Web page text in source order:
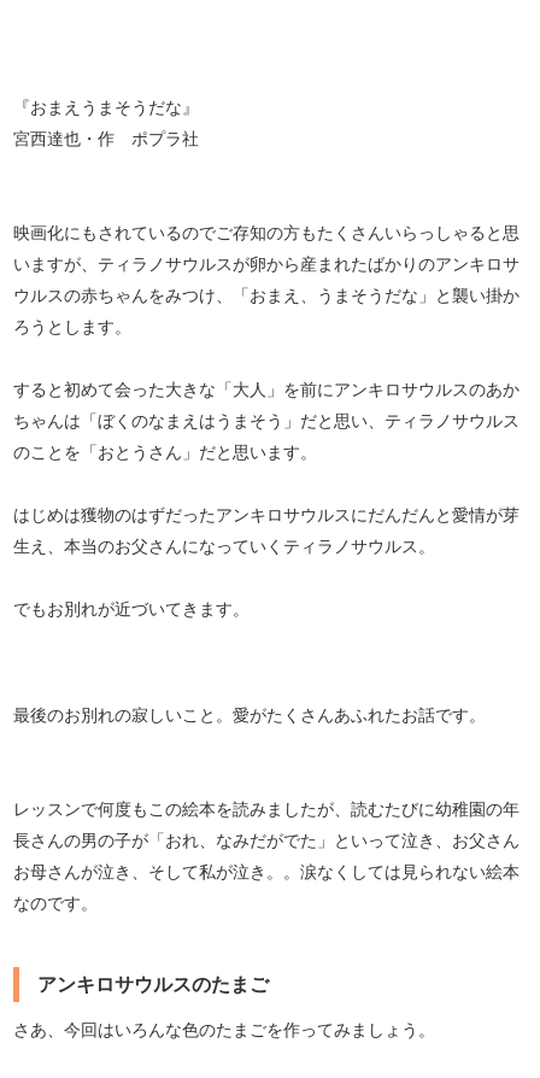
『おまえうまそうだな』
宮西達也・作 ポプラ社
映画化にもされているのでご存知の方もたくさんいらっしゃると思
いますが、ティラノサウルスが卵から産まれたばかりのアンキロサ
ウルスの赤ちゃんをみつけ、「おまえ、うまそうだな」と襲い掛か
ろうとします。
すると初めて会った大きな「大人」を前にアンキロサウルスのあか
ちゃんは「ぼくのなまえはうまそう」だと思い、ティラノサウルス
のことを「おとうさん」だと思います。
はじめは獲物のはずだったアンキロサウルスにだんだんと愛情が芽
生え、本当のお父さんになっていくティラノサウルス。
でもお別れが近づいてきます。
最後のお別れの寂しいこと。愛がたくさんあふれたお話です。
レッスンで何度もこの絵本を読みましたが、読むたびに幼稚園の年
長さんの男の子が「おれ、なみだがでた」といって泣き、お父さん
お母さんが泣き、そして私が泣き。。涙なくしては見られない絵本
なのです。
アンキロサウルスのたまご
さあ、今回はいろんな色のたまごを作ってみましょう。